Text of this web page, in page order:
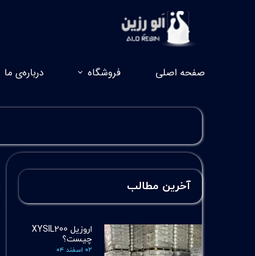
صفحه اصلی فروشگاه درباره‌ی ما
آخرین مطالب
اروزیل XYSIL200
چیست؟
۰۲ اسفند ۰۴